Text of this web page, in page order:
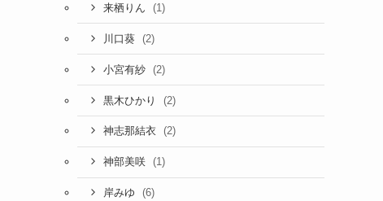
来栖りん (1)
川口葵 (2)
小宮有紗 (2)
黒木ひかり (2)
神志那結衣 (2)
神部美咲 (1)
岸みゆ (6)